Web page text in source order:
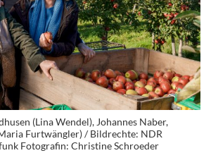
(Lina Wendel), Johannes Naber,
Furtwängler) / Bildrechte: NDR
Fotografin: Christine Schroeder